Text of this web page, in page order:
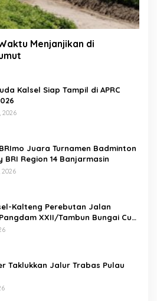
Menjanjikan di
Kalsel Siap Tampil di APRC
2026
Juara Turnamen Badminton
BRI Region 14 Banjarmasin
Kalteng Perebutan Jalan
XXII/Tambun Bungai Cup
Taklukkan Jalur Trabas Pulau